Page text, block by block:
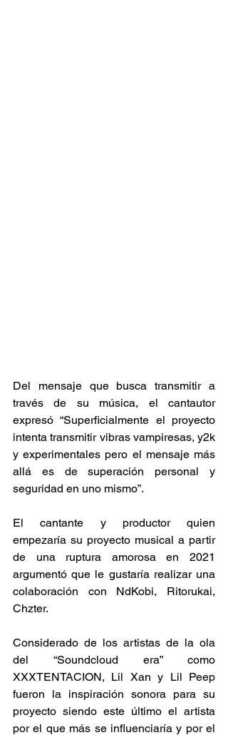
Del mensaje que busca transmitir a
través de su música, el cantautor
expresó “Superficialmente el proyecto
intenta transmitir vibras vampiresas, y2k
y experimentales pero el mensaje más
allá es de superación personal y
seguridad en uno mismo”.
El cantante y productor quien
empezaría su proyecto musical a partir
de una ruptura amorosa en 2021
argumentó que le gustaría realizar una
colaboración con NdKobi, Ritorukai,
Chzter.
Considerado de los artistas de la ola
del “Soundcloud era” como
XXXTENTACION, Lil Xan y Lil Peep
fueron la inspiración sonora para su
proyecto siendo este último el artista
por el que más se influenciaría y por el